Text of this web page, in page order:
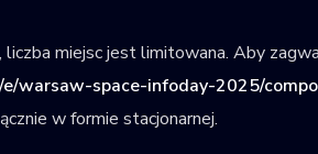
miejsc jest limitowana. Aby
warsaw-space-infoday-2025/
w formie stacjonarnej.